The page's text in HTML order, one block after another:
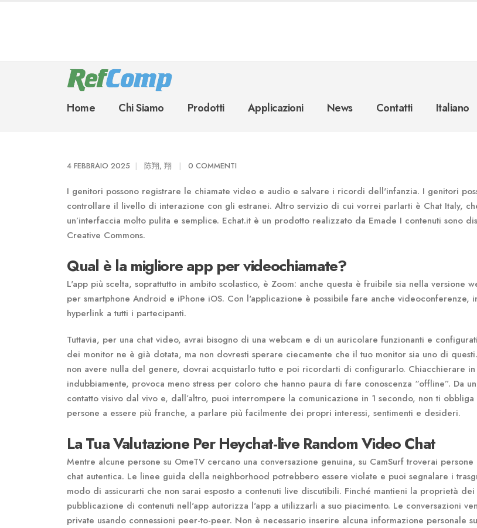
Home Chi Siamo Prodotti Applicazioni News Contatti Italiano
4 FEBBRAIO 2025 陈翔, 翔 0 COMMENTI
I genitori possono registrare le chiamate video e audio e salvare i ricordi dell'infanzia. I genitori
controllare il livello di interazione con gli estranei. Altro servizio di cui vorrei parlarti è Chat Italy,
un’interfaccia molto pulita e semplice. Echat.it è un prodotto realizzato da Emade I contenuti sono
Creative Commons.
Qual è la migliore app per videochiamate?
L'app più scelta, soprattutto in ambito scolastico, è Zoom: anche questa è fruibile sia nella versione
per smartphone Android e iPhone iOS. Con l'applicazione è possibile fare anche videoconferenze,
hyperlink a tutti i partecipanti.
Tuttavia, per una chat video, avrai bisogno di una webcam e di un auricolare funzionanti e
dei monitor ne è già dotata, ma non dovresti sperare ciecamente che il tuo monitor sia uno di
non avere nulla del genere, dovrai acquistarlo tutto e poi ricordarti di configurarlo. Chiacchierare
indubbiamente, provoca meno stress per coloro che hanno paura di fare conoscenza “offline”. Da
contatto visivo dal vivo e, dall’altro, puoi interrompere la comunicazione in 1 secondo, non ti obbliga
persone a essere più franche, a parlare più facilmente dei propri interessi, sentimenti e desideri.
La Tua Valutazione Per Heychat-live Random Video Chat
Mentre alcune persone su OmeTV cercano una conversazione genuina, su CamSurf troverai
chat autentica. Le linee guida della neighborhood potrebbero essere violate e puoi segnalare i
modo di assicurarti che non sarai esposto a contenuti live discutibili. Finché mantieni la proprietà
pubblicazione di contenuti nell'app autorizza l'app a utilizzarli a suo piacimento. Le conversazioni
private usando connessioni peer-to-peer. Non è necessario inserire alcuna informazione personale